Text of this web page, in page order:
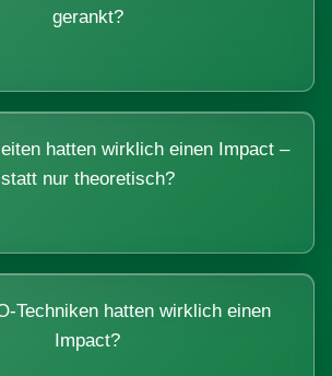
gerankt?
hatten wirklich einen Impact –
statt nur theoretisch?
Techniken hatten wirklich einen
Impact?